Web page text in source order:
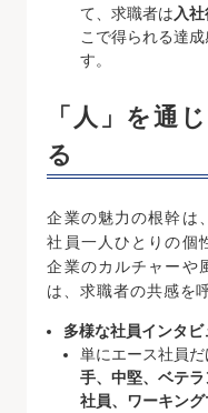
て、求職者は 入
こで得られる達
す。
「人」を通
る
企業の魅力の根幹は
社員一人ひとりの個
企業のカルチャーや
は、求職者の共感を
多様な社員インタビ
単にエース社員
手、中堅、ベテ
社員、ワーキン